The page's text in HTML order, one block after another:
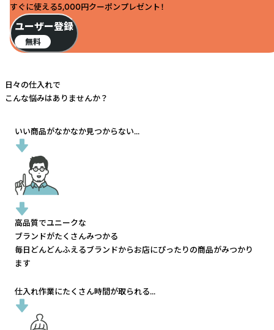
すぐに使える5,000円クーポンプレゼント！
ユーザー登録
無料
日々の仕入れで
こんな悩みはありませんか？
いい商品がなかなか見つからない...
高品質でユニークな
ブランドがたくさんみつかる
毎日どんどんふえるブランドからお店にぴったりの商品がみつかり
ます
仕入れ作業にたくさん時間が取られる...